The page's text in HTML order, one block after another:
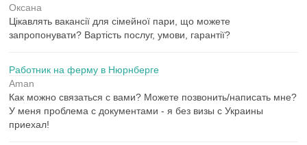
Оксана
Цікавлять вакансії для сімейної пари, що можете
запропонувати? Вартість послуг, умови, гарантії?
Работник на ферму в Нюрнберге
Aman
Как можно связаться с вами? Можете позвонить/написать мне?
У меня проблема с документами - я без визы с Украины
приехал!